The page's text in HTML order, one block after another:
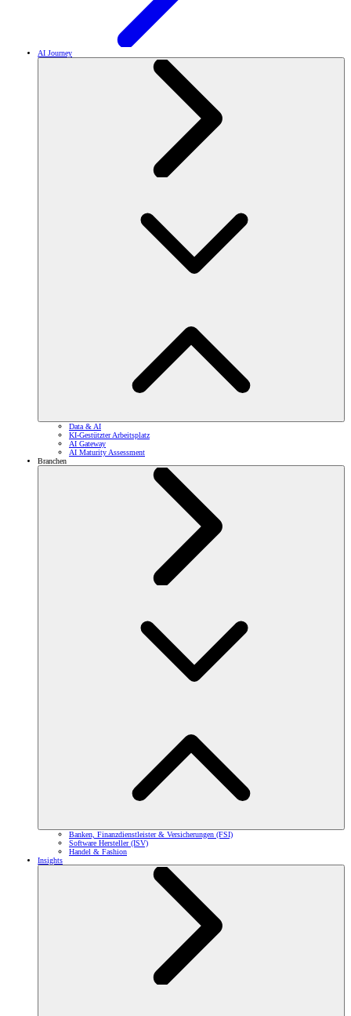
AI Journey
Data & AI
KI-Gestützter Arbeitsplatz
AI Gateway
AI Maturity Assessment
Branchen
Banken, Finanzdienstleister & Versicherungen (FSI)
Software Hersteller (ISV)
Handel & Fashion
Insights